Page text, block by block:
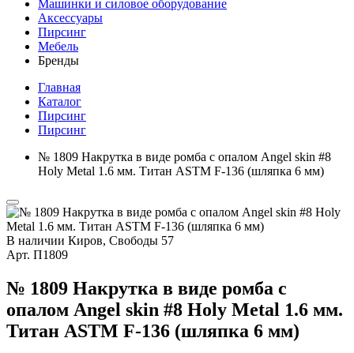
Машинки и силовое оборудование
Аксессуары
Пирсинг
Мебель
Бренды
Главная
Каталог
Пирсинг
Пирсинг
№ 1809 Накрутка в виде ромба с опалом Angel skin #8
Holy Metal 1.6 мм. Титан ASTM F-136 (шляпка 6 мм)
В наличии Киров, Свободы 57
Арт. П1809
№ 1809 Накрутка в виде ромба с
опалом Angel skin #8 Holy Metal 1.6 мм.
Титан ASTM F-136 (шляпка 6 мм)